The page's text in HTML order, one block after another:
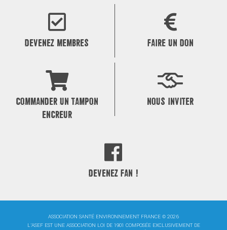
DEVENEZ MEMBRES FAIRE UN DON
COMMANDER UN TAMPON
ENCREUR
NOUS INVITER
DEVENEZ FAN !
ASSOCIATION SANTÉ ENVIRONNEMENT FRANCE © 2026
L'ASEF EST UNE ASSOCIATION LOI DE 1901 COMPOSÉE EXCLUSIVEMENT DE